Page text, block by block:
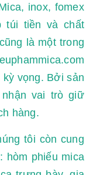
inox, fomex
túi tiền và chất
là một trong
kỳ vọng. Bởi sản
vai trò giữ
hàng.
tôi còn cung
hòm phiếu mica